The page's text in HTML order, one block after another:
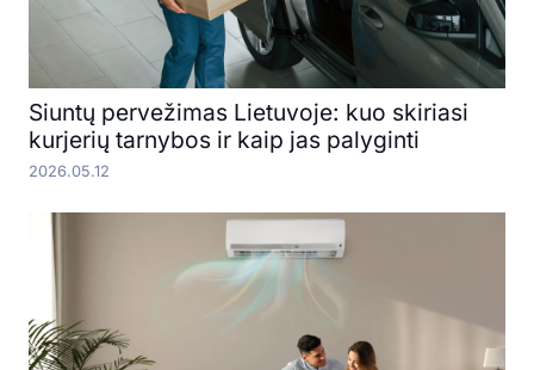
Siuntų pervežimas Lietuvoje: kuo skiriasi
kurjerių tarnybos ir kaip jas palyginti
2026.05.12